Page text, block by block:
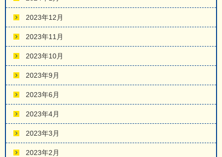
2023年12月
2023年11月
2023年10月
2023年9月
2023年6月
2023年4月
2023年3月
2023年2月